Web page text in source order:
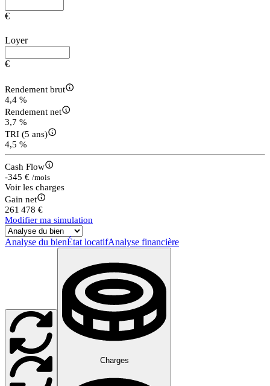
€
Loyer
€
Rendement brut
4,4 %
Rendement net
3,7 %
TRI (5 ans)
4,5 %
Cash Flow
-345 € /mois
Voir les charges
Gain net
261 478 €
Modifier ma simulation
Analyse du bienÉtat locatifAnalyse financière
Charges